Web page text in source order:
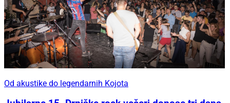
Od akustike do legendarnih Kojota